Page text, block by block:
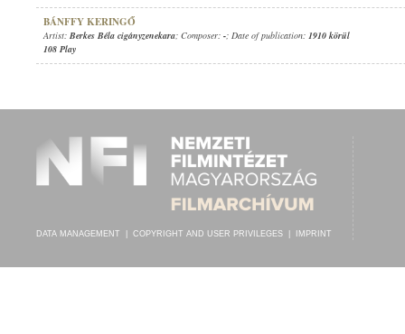
BÁNFFY KERINGŐ
Artist: Berkes Béla cigányzenekara; Composer: -; Date of publication: 1910 körül
108 Play
DATA MANAGEMENT COPYRIGHT AND USER PRIVILEGES IMPRINT